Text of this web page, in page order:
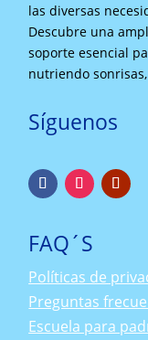
las diversas
Descubre una
soporte esencial
nutriendo
Síguenos
FAQ´S
Políticas de
Preguntas
Escuela para